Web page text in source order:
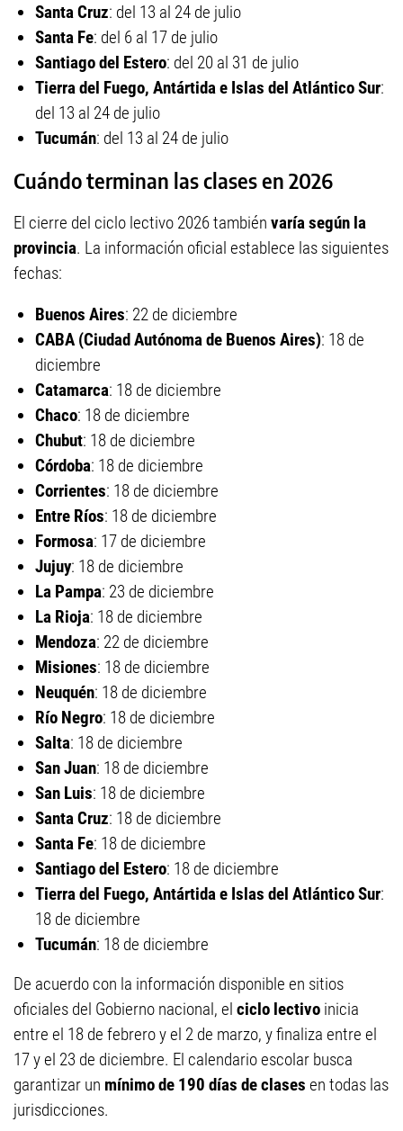
Santa Cruz: del 13 al 24 de julio
Santa Fe: del 6 al 17 de julio
Santiago del Estero: del 20 al 31 de julio
Tierra del Fuego, Antártida e Islas del Atlántico Sur:
del 13 al 24 de julio
Tucumán: del 13 al 24 de julio
Cuándo terminan las clases en 2026
El cierre del ciclo lectivo 2026 también varía según la
provincia. La información oficial establece las siguientes
fechas:
Buenos Aires: 22 de diciembre
CABA (Ciudad Autónoma de Buenos Aires): 18 de
diciembre
Catamarca: 18 de diciembre
Chaco: 18 de diciembre
Chubut: 18 de diciembre
Córdoba: 18 de diciembre
Corrientes: 18 de diciembre
Entre Ríos: 18 de diciembre
Formosa: 17 de diciembre
Jujuy: 18 de diciembre
La Pampa: 23 de diciembre
La Rioja: 18 de diciembre
Mendoza: 22 de diciembre
Misiones: 18 de diciembre
Neuquén: 18 de diciembre
Río Negro: 18 de diciembre
Salta: 18 de diciembre
San Juan: 18 de diciembre
San Luis: 18 de diciembre
Santa Cruz: 18 de diciembre
Santa Fe: 18 de diciembre
Santiago del Estero: 18 de diciembre
Tierra del Fuego, Antártida e Islas del Atlántico Sur:
18 de diciembre
Tucumán: 18 de diciembre
De acuerdo con la información disponible en sitios
oficiales del Gobierno nacional, el ciclo lectivo inicia
entre el 18 de febrero y el 2 de marzo, y finaliza entre el
17 y el 23 de diciembre. El calendario escolar busca
garantizar un mínimo de 190 días de clases en todas las
jurisdicciones.